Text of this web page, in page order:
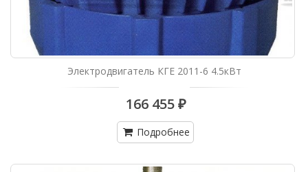
Электродвигатель КГЕ 2011-6 4.5кВт
166 455 ₽
Подробнее